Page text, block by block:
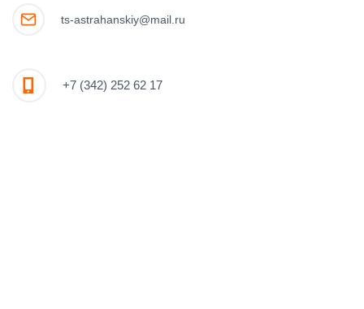
ts-astrahanskiy@mail.ru
+7 (342) 252 62 17